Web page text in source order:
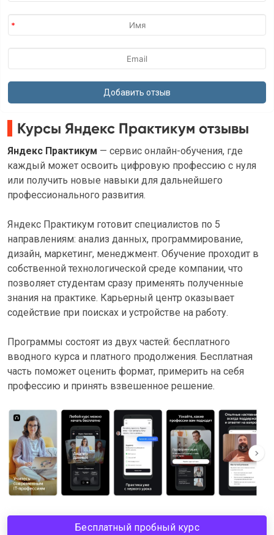
Курсы Яндекс Практикум отзывы
Яндекс Практикум — сервис онлайн-обучения, где
каждый может освоить цифровую профессию с нуля
или получить новые навыки для дальнейшего
профессионального развития.
Яндекс Практикум готовит специалистов по 5
направлениям: анализ данных, программирование,
дизайн, маркетинг, менеджмент. Обучение проходит в
собственной технологической среде компании, что
позволяет студентам сразу применять полученные
знания на практике. Карьерный центр оказывает
содействие при поисках и устройстве на работу.
Программы состоят из двух частей: бесплатного
вводного курса и платного продолжения. Бесплатная
часть поможет оценить формат, примерить на себя
профессию и принять взвешенное решение.
Бесплатный пробный курс